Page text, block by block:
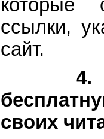
которые
ссылки,
сайт.
4.
своих